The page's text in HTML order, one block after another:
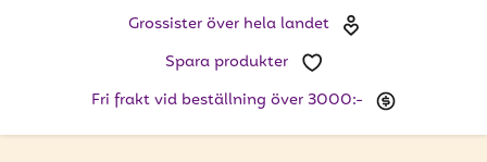
Grossister över hela landet
Spara produkter
Fri frakt vid beställning över 3000:-